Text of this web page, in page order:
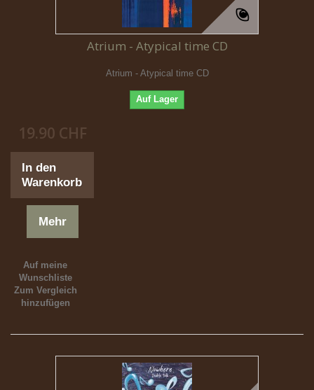
Atrium - Atypical time CD
Atrium - Atypical time CD
Auf Lager
19.90 CHF
In den
Warenkorb
Mehr
Auf meine
Wunschliste
Zum Vergleich
hinzufügen